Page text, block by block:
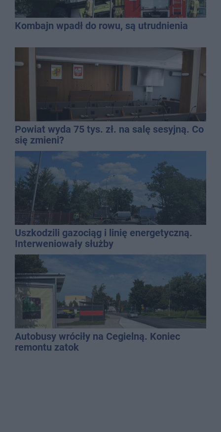
Kombajn wpadł do rowu, są utrudnienia
Powiat wyda 75 tys. zł. na salę sesyjną. Co
się zmieni?
Uszkodzili gazociąg i linię energetyczną.
Interweniowały służby
Autobusy wróciły na Cegielną. Koniec
remontu zatok